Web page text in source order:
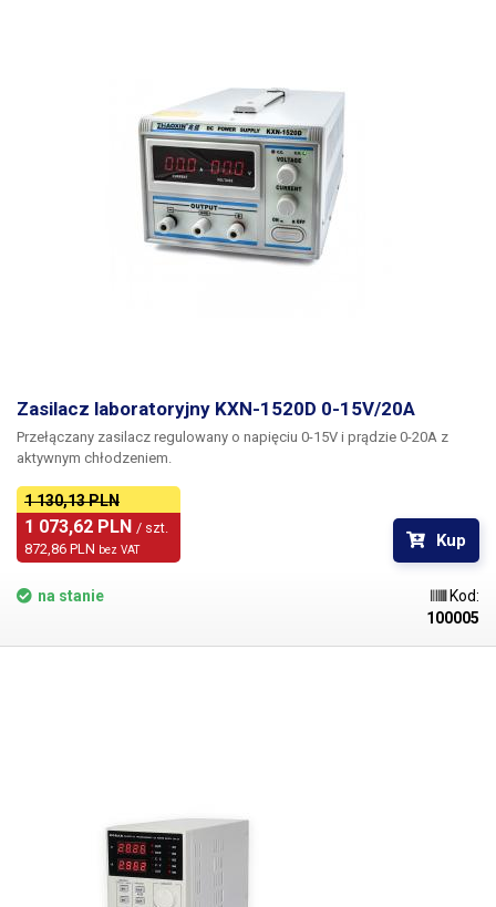
Zasilacz laboratoryjny KXN-1520D 0-15V/20A
Przełączany zasilacz regulowany o napięciu 0-15V i prądzie 0-20A z
aktywnym chłodzeniem.
1 130,13 PLN
1 073,62 PLN / szt.
872,86 PLN bez VAT Kup
na stanie
Kod:
100005